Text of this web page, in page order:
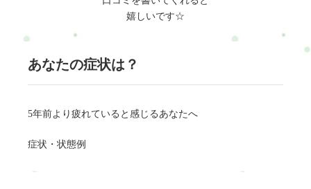
RefreshJamの独自アプローチとは？RefreshJamでは、サッカー選
ます。サッカー選手はチームにトレーナーがいるので、日頃か
らカラダとメンタル作りはできていると思います。RefreshJamに
意しています。ぜひ、息抜きにRefreshJamにいらしてください。
ロを完全カバー◎セットコースボディケアとリフレクソロジー
カー選手のカラダとココロを楽にする方法を見つけ、あなた専
嬉しいです☆
あなたの症状は？
5年前より疲れていると感じるあなたへ
症状・状態例